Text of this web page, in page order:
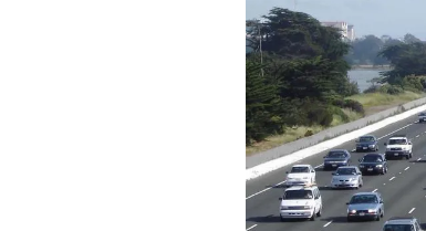
FOTO
CONCORSI
EVENTI